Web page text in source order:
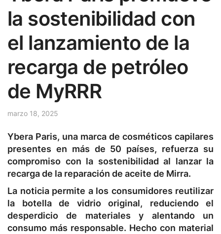
la sostenibilidad con
el lanzamiento de la
recarga de petróleo
de MyRRR
marzo 18, 2025
Ybera Paris, una marca de cosméticos capilares
presentes en más de 50 países, refuerza su
compromiso con la sostenibilidad al lanzar la
recarga de la reparación de aceite de Mirra.
La noticia permite a los consumidores reutilizar
la botella de vidrio original, reduciendo el
desperdicio de materiales y alentando un
consumo más responsable. Hecho con material